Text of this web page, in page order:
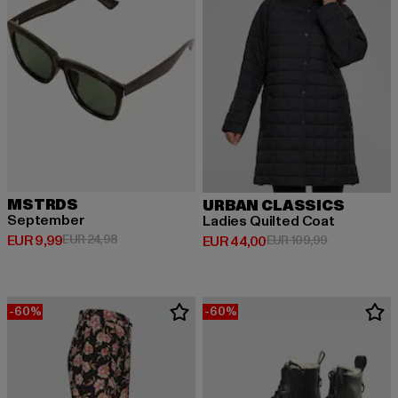
MSTRDS
September
EUR 9,99
Derzeitiger Preis: EUR 9,99
EUR 24,98Aktionspreis: EUR 24,98
URBAN CLASSICS
Ladies Quilted Coat
EUR 44,00
Derzeitiger Preis: EUR 44,00
EUR 109,99
-60% -60%